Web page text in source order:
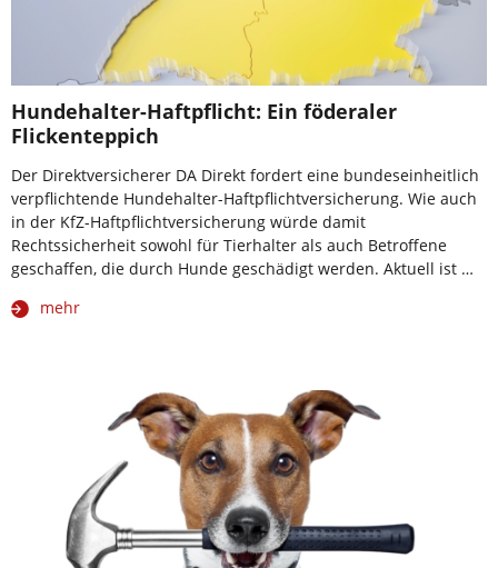
Hundehalter-Haftpflicht: Ein föderaler
Flickenteppich
Der Direktversicherer DA Direkt fordert eine bundeseinheitlich
verpflichtende Hundehalter-Haftpflichtversicherung. Wie auch
in der KfZ-Haftpflichtversicherung würde damit
Rechtssicherheit sowohl für Tierhalter als auch Betroffene
geschaffen, die durch Hunde geschädigt werden. Aktuell ist …
mehr